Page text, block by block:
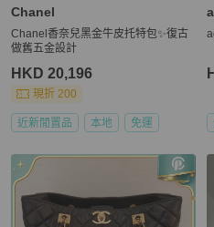
Chanel
Chanel香奈兒黑金牛皮托特包✨復古
做舊五金設計
HKD 20,196
現折 200
近新閒置品 本地 免運